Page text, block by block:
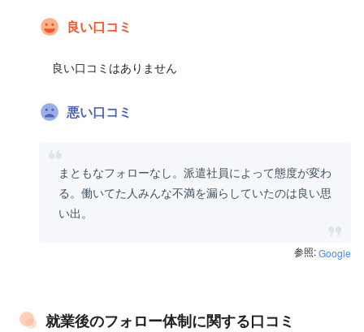
良い口コミ
良い口コミはありません
悪い口コミ
まともなフォローなし。派遣社員によって態度が変わ
る。働いてた人みんな不満を漏らしていたのは良い思
い出。
参照:Google
就業後のフォロー体制に関する口コミ